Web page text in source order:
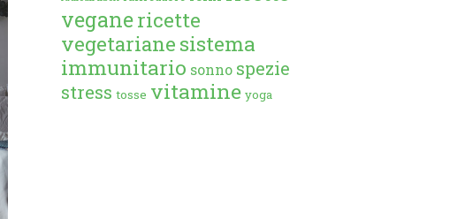
veganericette
vegetariane sistema
immunitario sonno spezie
stress tosse vitamine yoga